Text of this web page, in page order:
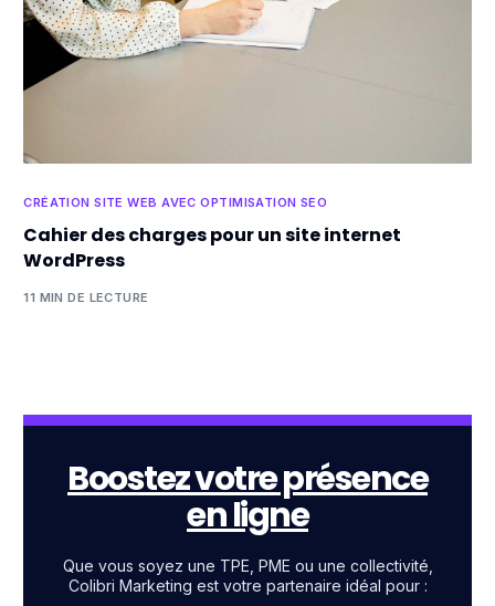
CRÉATION SITE WEB AVEC OPTIMISATION SEO
Cahier des charges pour un site internet
WordPress
11 MIN DE LECTURE
Boostez votre présence
en ligne
Que vous soyez une TPE, PME ou une collectivité,
Colibri Marketing est votre partenaire idéal pour :